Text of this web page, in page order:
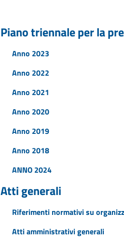
Piano triennale per la
Anno 2023
Anno 2022
Anno 2021
Anno 2020
Anno 2019
Anno 2018
ANNO 2024
Atti generali
Riferimenti normativi su
Atti amministrativi generali